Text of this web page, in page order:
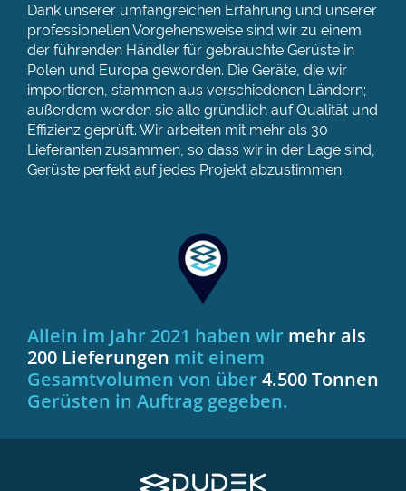
Dank unserer umfangreichen Erfahrung und unserer
professionellen Vorgehensweise sind wir zu einem
der führenden Händler für gebrauchte Gerüste in
Polen und Europa geworden. Die Geräte, die wir
importieren, stammen aus verschiedenen Ländern;
außerdem werden sie alle gründlich auf Qualität und
Effizienz geprüft. Wir arbeiten mit mehr als 30
Lieferanten zusammen, so dass wir in der Lage sind,
Gerüste perfekt auf jedes Projekt abzustimmen.
Allein im Jahr 2021 haben wir mehr als
200 Lieferungen mit einem
Gesamtvolumen von über 4.500 Tonnen
Gerüsten in Auftrag gegeben.